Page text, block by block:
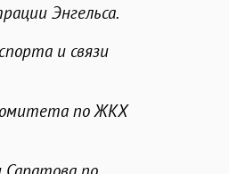
Энгельса.
и связи
по ЖКХ